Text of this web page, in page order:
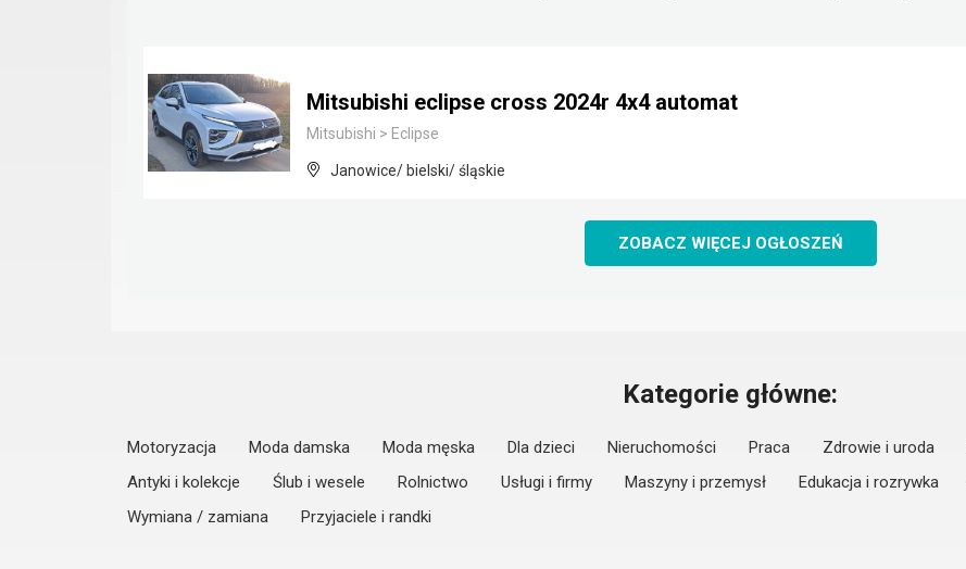
Mitsubishi eclipse cross 2024r 4x4 automat
Mitsubishi > Eclipse
Janowice/ bielski/ śląskie
ZOBACZ WIĘCEJ OGŁOSZEŃ
Kategorie główne:
Motoryzacja Moda damska Moda męska Dla dzieci Nieruchomości Praca Zdrowie i uroda
Antyki i kolekcje
Ślub i wesele Rolnictwo Usługi i firmy Maszyny i przemysł Edukacja i rozrywka
Wymiana / zamiana
Przyjaciele i randki